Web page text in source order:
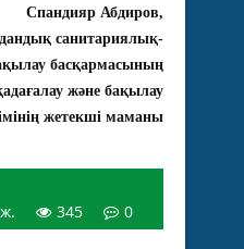
Спандияр Абдиров,
санитариялық-
басқармасының
және бақылау
жетекші маманы
345 0